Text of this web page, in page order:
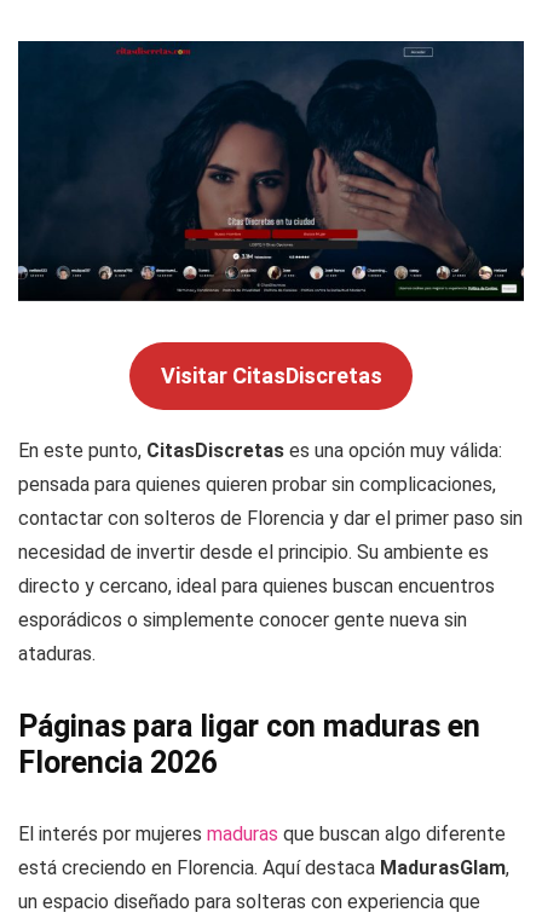
Visitar CitasDiscretas
En este punto, CitasDiscretas es una opción muy válida:
pensada para quienes quieren probar sin complicaciones,
contactar con solteros de Florencia y dar el primer paso sin
necesidad de invertir desde el principio. Su ambiente es
directo y cercano, ideal para quienes buscan encuentros
esporádicos o simplemente conocer gente nueva sin
ataduras.
Páginas para ligar con maduras en
Florencia 2026
El interés por mujeres maduras que buscan algo diferente
está creciendo en Florencia. Aquí destaca MadurasGlam,
un espacio diseñado para solteras con experiencia que